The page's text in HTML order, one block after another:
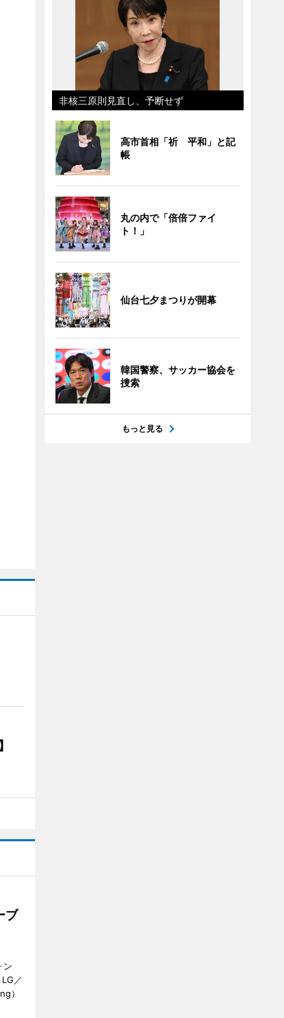
ブ
ン
／
）
非核三原則見直し、予断せず
高市首相「祈 平和」と記
帳
丸の内で「倍倍ファイ
ト！」
仙台七夕まつりが開幕
韓国警察、サッカー協会を
捜索
もっと見る